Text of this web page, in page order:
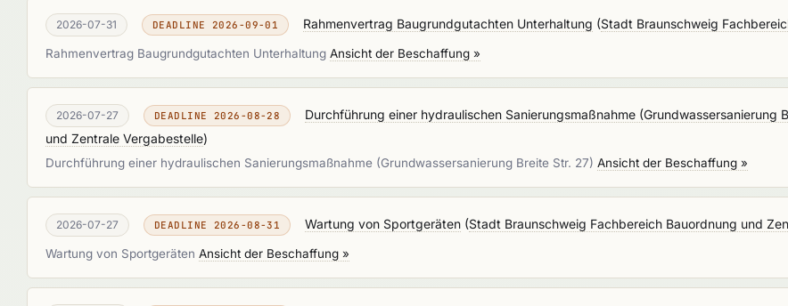
2026-07-31 DEADLINE 2026-09-01 Rahmenvertrag Baugrundgutachten Unterhaltung (Stadt Braunschweig
Rahmenvertrag Baugrundgutachten Unterhaltung Ansicht der Beschaffung »
2026-07-27 DEADLINE 2026-08-28 Durchführung einer hydraulischen Sanierungsmaßnahme (Grundwassersanierung
und Zentrale Vergabestelle)
Durchführung einer hydraulischen Sanierungsmaßnahme (Grundwassersanierung Breite Str. 27) Ansicht der Beschaffung »
2026-07-27 DEADLINE 2026-08-31 Wartung von Sportgeräten (Stadt Braunschweig Fachbereich Bauordnung und
Wartung von Sportgeräten Ansicht der Beschaffung »